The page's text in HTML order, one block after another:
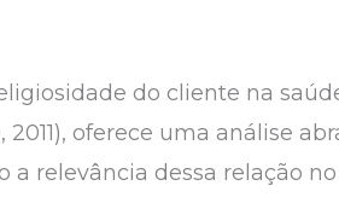
do cliente na
2011), oferece uma análise
a relevância dessa relação